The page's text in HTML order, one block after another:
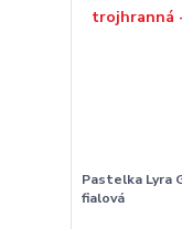
Pastelka Lyra
fialová